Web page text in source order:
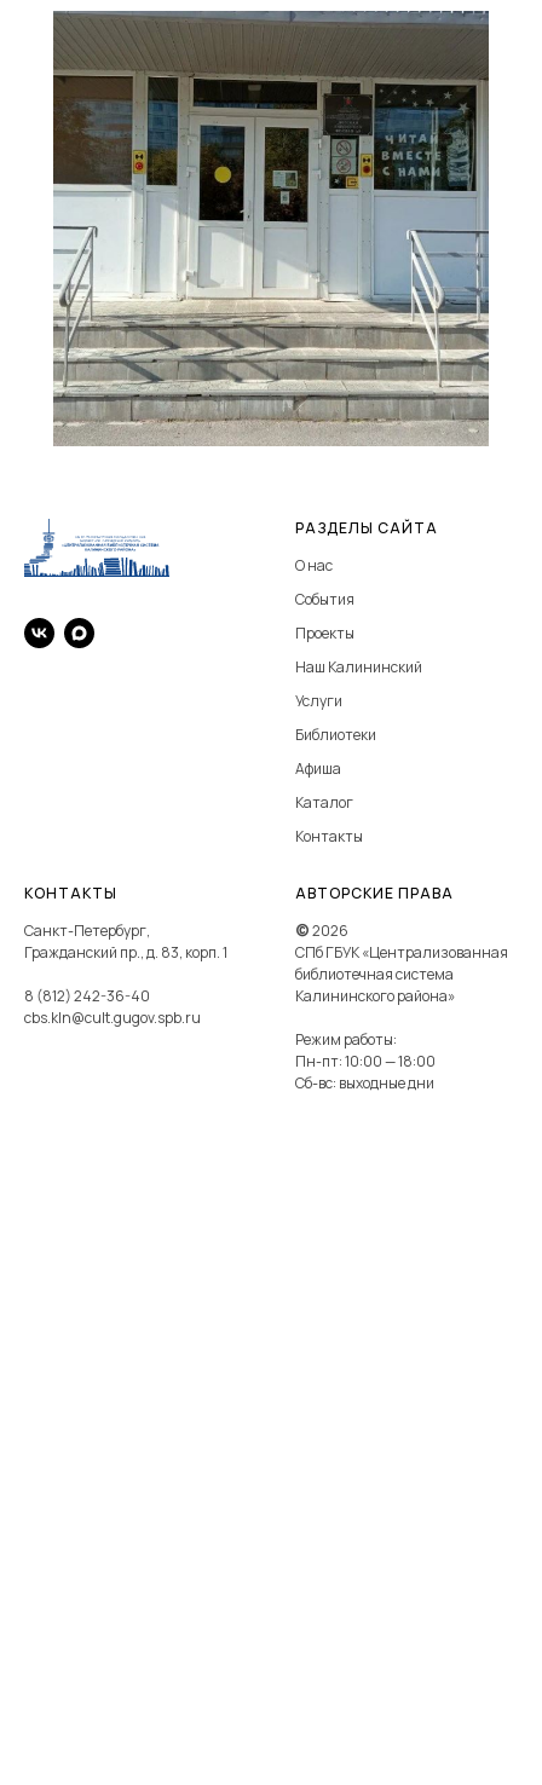
РАЗДЕЛЫ САЙТА
О нас
События
Проекты
Наш Калининский
Услуги
Библиотеки
Афиша
Каталог
Контакты
КОНТАКТЫ
Санкт-Петербург,
Гражданский пр., д. 83, корп. 1
8 (812) 242-36-40
cbs.kln@cult.gugov.spb.ru
АВТОРСКИЕ ПРАВА
©2026
СПб ГБУК «Централизованная
библиотечная система
Калининского района»
Режим работы:
Пн-пт: 10:00 — 18:00
Сб-вс: выходные дни